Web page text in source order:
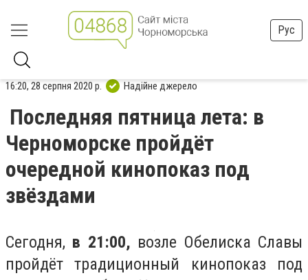
Рус
16:20, 28 серпня 2020 р. Надійне джерело
Последняя пятница лета: в
Черноморске пройдёт
очередной кинопоказ под
звёздами
Сегодня, в 21:00, возле Обелиска Славы
пройдёт традиционный кинопоказ под